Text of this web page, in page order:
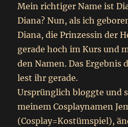
Mein richtiger Name ist
Diana? Nun, als ich
Diana, die Prinzessin der
gerade hoch im Kurs und
den Namen. Das Ergebnis
lest ihr gerade.
Ursprünglich bloggte und
meinem Cosplaynamen
(Cosplay=Kostümspiel),